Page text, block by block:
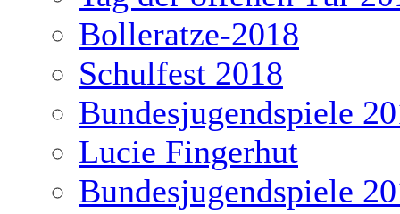
Bolleratze-2018
Schulfest 2018
Bundesjugendspiele
Lucie Fingerhut
Bundesjugendspiele